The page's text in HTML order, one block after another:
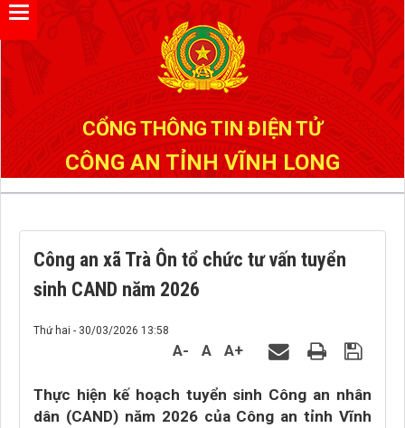
CỔNG THÔNG TIN ĐIỆN TỬ
CÔNG AN TỈNH VĨNH LONG
Công an xã Trà Ôn tổ chức tư vấn tuyển
sinh CAND năm 2026
Thứ hai - 30/03/2026 13:58
A- A A+
Thực hiện kế hoạch tuyển sinh Công an nhân
dân (CAND) năm 2026 của Công an tỉnh Vĩnh